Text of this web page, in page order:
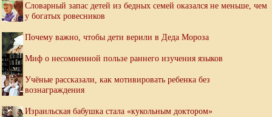
Словарный запас детей из бедных семей оказался не меньше, чем
у богатых ровесников
Почему важно, чтобы дети верили в Деда Мороза
Миф о несомненной пользе раннего изучения языков
Учёные рассказали, как мотивировать ребенка без
вознаграждения
Израильская бабушка стала «кукольным доктором»